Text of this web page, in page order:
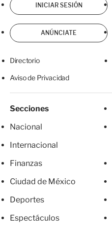
INICIAR SESIÓN
ANÚNCIATE
Directorio
Aviso de Privacidad
Secciones
Nacional
Internacional
Finanzas
Ciudad de México
Deportes
Espectáculos